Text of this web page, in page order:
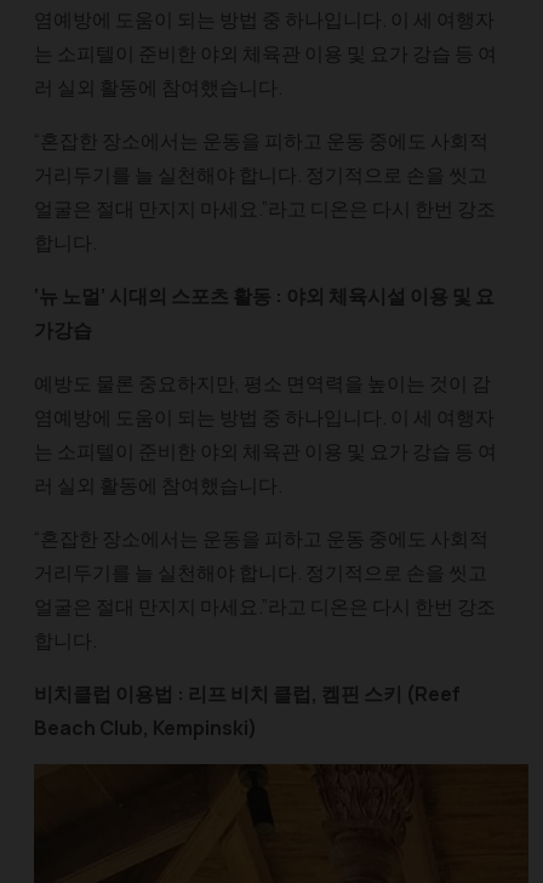
염예방에 도움이 되는 방법 중 하나입니다. 이 세 여행자
는 소피텔이 준비한 야외 체육관 이용 및 요가 강습 등 여
러 실외 활동에 참여했습니다.
“혼잡한 장소에서는 운동을 피하고 운동 중에도 사회적
거리두기를 늘 실천해야 합니다. 정기적으로 손을 씻고
얼굴은 절대 만지지 마세요.”라고 디온은 다시 한번 강조
합니다.
‘뉴 노멀’ 시대의 스포츠 활동 : 야외 체육시설 이용 및 요
가강습
예방도 물론 중요하지만, 평소 면역력을 높이는 것이 감
염예방에 도움이 되는 방법 중 하나입니다. 이 세 여행자
는 소피텔이 준비한 야외 체육관 이용 및 요가 강습 등 여
러 실외 활동에 참여했습니다.​
“혼잡한 장소에서는 운동을 피하고 운동 중에도 사회적
거리두기를 늘 실천해야 합니다. 정기적으로 손을 씻고
얼굴은 절대 만지지 마세요.”라고 디온은 다시 한번 강조
합니다.
비치클럽 이용법 : 리프 비치 클럽, 켐핀 스키 (Reef
Beach Club, Kempinski)